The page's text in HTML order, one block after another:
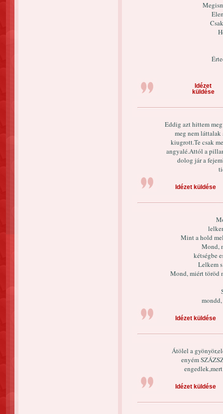
Idézet
küldése
Eddig azt hittem
meg nem
kiugrott.Te csak
angyalé.Attól a
dolog jár a
Idézet küldése
Mint a hold
Mond,
kétségbe
Lelkem
Mond, miért töröd
Idézet küldése
Átölel a
enyém
Idézet küldése